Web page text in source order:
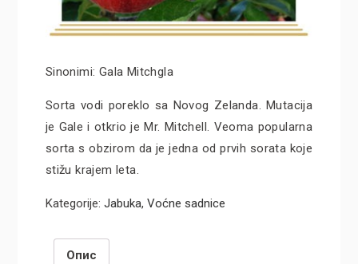
Sinonimi: Gala Mitchgla
Sorta vodi poreklo sa Novog Zelanda. Mutacija
je Gale i otkrio je Mr. Mitchell. Veoma popularna
sorta s obzirom da je jedna od prvih sorata koje
stižu krajem leta.
Kategorije: Jabuka, Voćne sadnice
Опис